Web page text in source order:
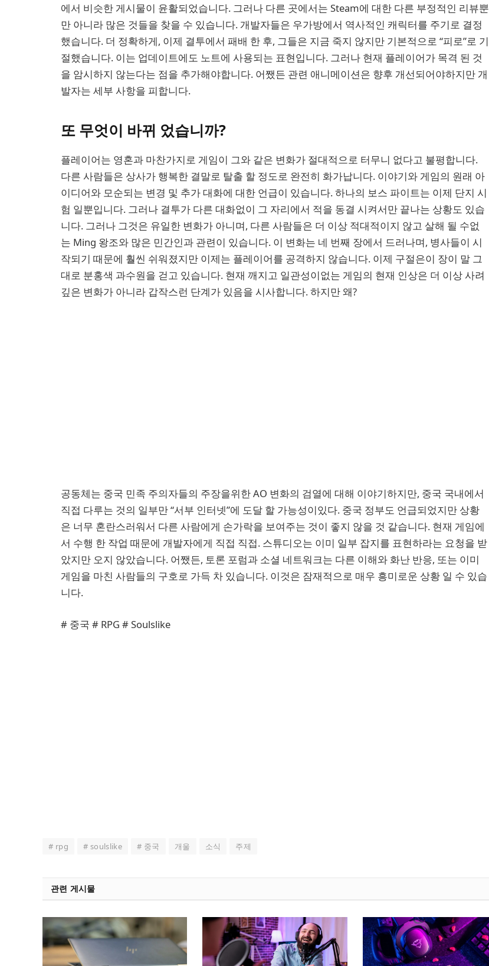
에서 비슷한 게시물이 윤활되었습니다. 그러나 다른 곳에서는 Steam에 대한 다른 부정적인 리뷰뿐
만 아니라 많은 것들을 찾을 수 있습니다. 개발자들은 우가방에서 역사적인 캐릭터를 주기로 결정
했습니다. 더 정확하게, 이제 결투에서 패배 한 후, 그들은 지금 죽지 않지만 기본적으로 “피로”로 기
절했습니다. 이는 업데이트에도 노트에 사용되는 표현입니다. 그러나 현재 플레이어가 목격 된 것
을 암시하지 않는다는 점을 추가해야합니다. 어쨌든 관련 애니메이션은 향후 개선되어야하지만 개
발자는 세부 사항을 피합니다.
또 무엇이 바뀌 었습니까?
플레이어는 영혼과 마찬가지로 게임이 그와 같은 변화가 절대적으로 터무니 없다고 불평합니다.
다른 사람들은 상사가 행복한 결말로 탈출 할 정도로 완전히 화가납니다. 이야기와 게임의 원래 아
이디어와 모순되는 변경 및 추가 대화에 대한 언급이 있습니다. 하나의 보스 파이트는 이제 단지 시
험 일뿐입니다. 그러나 결투가 다른 대화없이 그 자리에서 적을 동결 시켜서만 끝나는 상황도 있습
니다. 그러나 그것은 유일한 변화가 아니며, 다른 사람들은 더 이상 적대적이지 않고 살해 될 수없
는 Ming 왕조와 많은 민간인과 관련이 있습니다. 이 변화는 네 번째 장에서 드러나며, 병사들이 시
작되기 때문에 훨씬 쉬워졌지만 이제는 플레이어를 공격하지 않습니다. 이제 구절은이 장이 말 그
대로 분홍색 과수원을 걷고 있습니다. 현재 깨지고 일관성이없는 게임의 현재 인상은 더 이상 사려
깊은 변화가 아니라 갑작스런 단계가 있음을 시사합니다. 하지만 왜?
공동체는 중국 민족 주의자들의 주장을위한 AO 변화의 검열에 대해 이야기하지만, 중국 국내에서
직접 다루는 것의 일부만 “서부 인터넷”에 도달 할 가능성이있다. 중국 정부도 언급되었지만 상황
은 너무 혼란스러워서 다른 사람에게 손가락을 보여주는 것이 좋지 않을 것 같습니다. 현재 게임에
서 수행 한 작업 때문에 개발자에게 직접 직접. 스튜디오는 이미 일부 잡지를 표현하라는 요청을 받
았지만 오지 않았습니다. 어쨌든, 토론 포럼과 소셜 네트워크는 다른 이해와 화난 반응, 또는 이미
게임을 마친 사람들의 구호로 가득 차 있습니다. 이것은 잠재적으로 매우 흥미로운 상황 일 수 있습
니다.
# 중국 # RPG # Soulslike
# rpg # soulslike # 중국 개울 소식 주제
관련 게시물